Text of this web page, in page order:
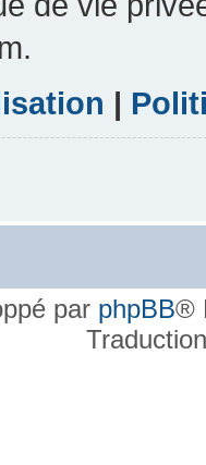
|
par phpBB®